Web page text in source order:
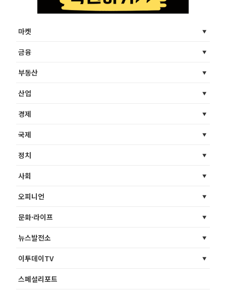
마켓
금융
부동산
산업
경제
국제
정치
사회
오피니언
문화·라이프
뉴스발전소
이투데이TV
스페셜리포트